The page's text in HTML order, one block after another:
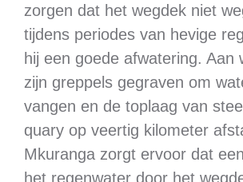
zorgen dat het wegdek niet
tijdens periodes van hevige
hij een goede afwatering. Aan
zijn greppels gegraven om
vangen en de toplaag van
quary op veertig kilometer
Mkuranga zorgt ervoor dat
het regenwater door het